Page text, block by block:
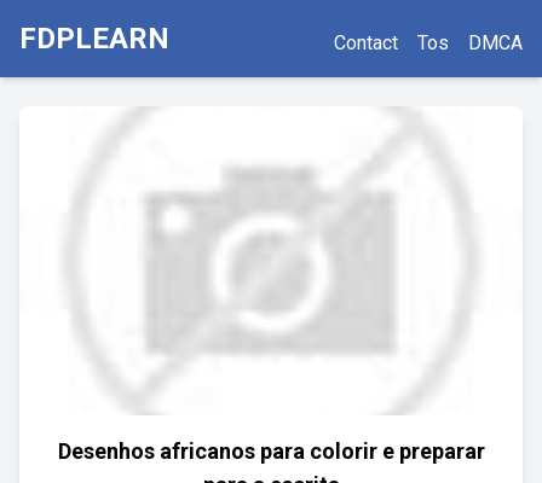
FDPLEARN Contact Tos DMCA
Desenhos africanos para colorir e preparar